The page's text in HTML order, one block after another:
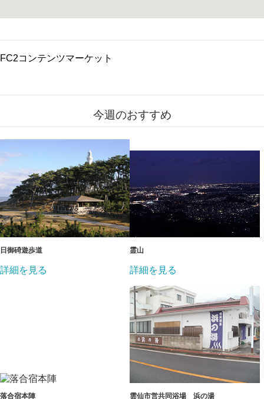
FC2コンテンツマーケット
今週のおすすめ
日御碕遊歩道
詳細を見る
霊山
詳細を見る
落合宿本陣 雲仙市営共同浴場 浜の湯